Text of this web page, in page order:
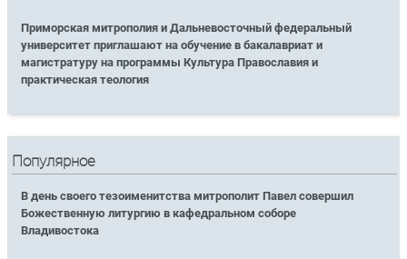
Приморская митрополия и Дальневосточный федеральный
университет приглашают на обучение в бакалавриат и
магистратуру на программы Культура Православия и
практическая теология
Популярное
В день своего тезоименитства митрополит Павел совершил
Божественную литургию в кафедральном соборе
Владивостока